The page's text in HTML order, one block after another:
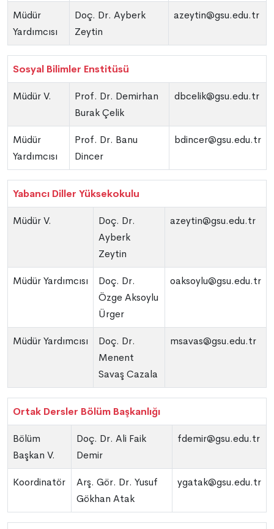
Müdür
Yardımcısı
Doç. Dr. Ayberk
Zeytin
azeytin@gsu.edu.tr
Sosyal Bilimler Enstitüsü
Müdür V.
Prof. Dr. Demirhan
Burak Çelik
dbcelik@gsu.edu.tr
Müdür
Yardımcısı
Prof. Dr. Banu
Dincer
bdincer@gsu.edu.tr
Yabancı Diller Yüksekokulu
Müdür V.
Doç. Dr.
Ayberk
Zeytin
azeytin@gsu.edu.tr
Müdür Yardımcısı
Doç. Dr.
Özge Aksoylu
Ürger
oaksoylu@gsu.edu.tr
Müdür Yardımcısı
Doç. Dr.
Menent
Savaş Cazala
msavas@gsu.edu.tr
Ortak Dersler Bölüm Başkanlığı
Bölüm
Başkan V.
Doç. Dr. Ali Faik
Demir
fdemir@gsu.edu.tr
Koordinatör
Arş. Gör. Dr. Yusuf
Gökhan Atak
ygatak@gsu.edu.tr